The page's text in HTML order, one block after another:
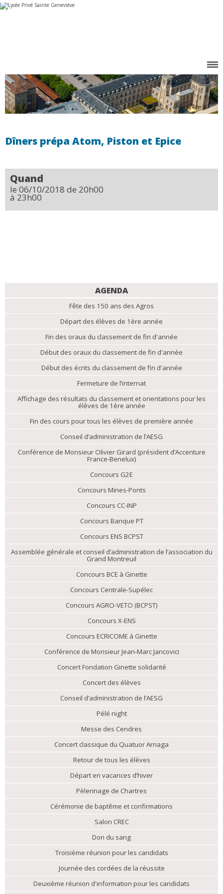
Aller
au
Outils
personnels
Dîners prépa Atom, Piston et Epice
Quand
le 06/10/2018 de 20h00
à 23h00
AGENDA
Fête des 150 ans des Agros
Départ des élèves de 1ère année
Fin des oraux du classement de fin d'année
Début des oraux du classement de fin d'année
Début des écrits du classement de fin d'année
Fermeture de l’internat
Affichage des résultats du classement et orientations pour les
élèves de 1ère année
Fin des cours pour tous les élèves de première année
Conseil d’administration de l’AESG
Conférence de Monsieur Olivier Girard (président d’Accenture
France-Benelux)
Concours G2E
Concours Mines-Ponts
Concours CC-INP
Concours Banque PT
Concours ENS BCPST
Assemblée générale et conseil d’administration de l’association du
Grand Montreuil
Concours BCE à Ginette
Concours Centrale-Supélec
Concours AGRO-VETO (BCPST)
Concours X-ENS
Concours ECRICOME à Ginette
Conférence de Monsieur Jean-Marc Jancovici
Concert Fondation Ginette solidarité
Concert des élèves
Conseil d’administration de l’AESG
Pélé night
Messe des Cendres
Concert classique du Quatuor Arnaga
Retour de tous les élèves
Départ en vacances d’hiver
Pèlerinage de Chartres
Cérémonie de baptême et confirmations
Salon CREC
Don du sang
Troisième réunion pour les candidats
Journée des cordées de la réussite
Deuxième réunion d'information pour les candidats